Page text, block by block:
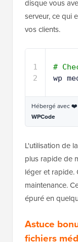
Cela vous
disque vous
vos clients.
2
wp
Hébergé avec
WPCode
L'utilisation de
plus rapide de
léger et rapide.
épuré en